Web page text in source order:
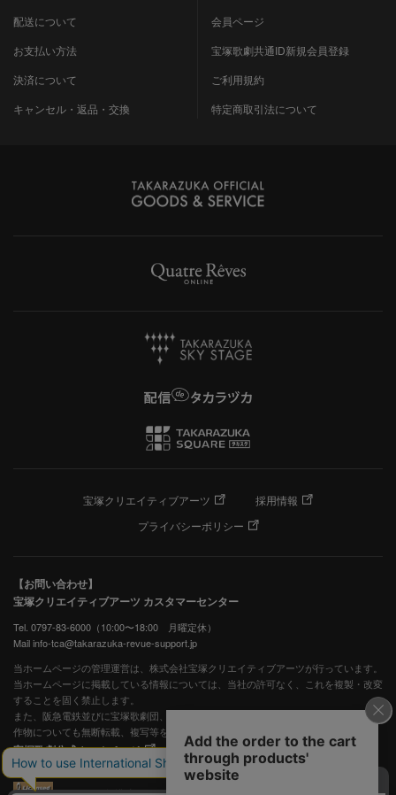
配送について
お支払い方法
決済について
キャンセル・返品・交換
会員ページ
宝塚歌劇共通ID新規会員登録
ご利用規約
特定商取引法について
宝塚クリエイティブアーツ
採用情報
プライバシーポリシー
【お問い合わせ】
宝塚クリエイティブアーツ カスタマーセンター
Tel. 0797-83-6000（10:00〜18:00 月曜定休）
Mail info-tca@takarazuka-revue-support.jp
当ホームページの管理運営は、株式会社宝塚クリエイティブアーツが行っています。
当ホームページに掲載している情報については、当社の許可なく、これを複製・改変
することを固く禁止します。
また、阪急電鉄並びに宝塚歌劇団、宝塚クリエイティブアーツの出版物ほか写真等著
作物についても無断転載、複写等を禁じます。
宝塚歌劇公式ホームページ